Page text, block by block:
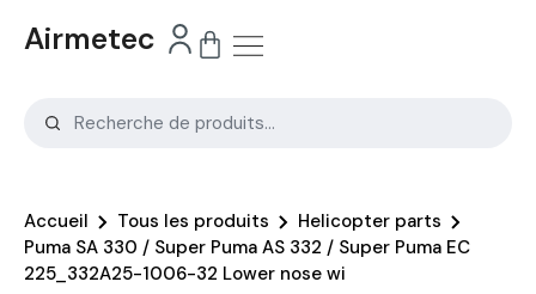
Airmetec
Accueil Tous les produits
Helicopter parts
Puma SA 330 / Super Puma AS 332 / Super Puma EC
225_332A25-1006-32 Lower nose wi